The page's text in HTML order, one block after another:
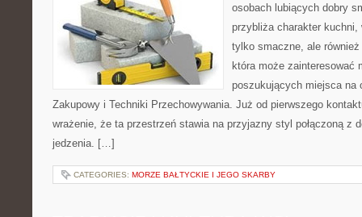
osobach lubiących dobry
przybliża charakter
tylko smaczne, ale
która może zainteresować
poszukujących miejsca na
Zakupowy i Techniki Przechowywania. Już od pierwszego
wrażenie, że ta przestrzeń stawia na przyjazny styl połączoną z
jedzenia. […]
CATEGORIES: MORZE BAŁTYCKIE I JEGO SKARBY